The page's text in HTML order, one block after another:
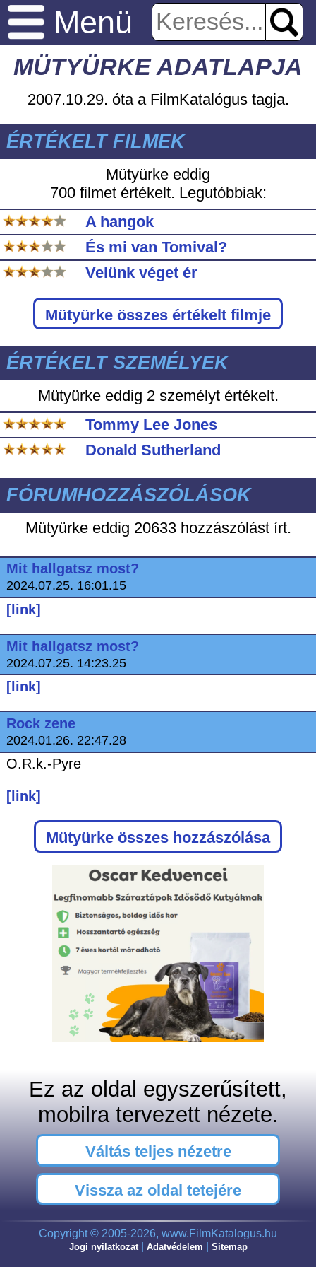
Menü
MÜTYÜRKE ADATLAPJA
2007.10.29. óta a FilmKatalógus tagja.
ÉRTÉKELT FILMEK
Mütyürke eddig
700 filmet értékelt. Legutóbbiak:
A hangok
És mi van Tomival?
Velünk véget ér
Mütyürke összes értékelt filmje
ÉRTÉKELT SZEMÉLYEK
Mütyürke eddig 2 személyt értékelt.
Tommy Lee Jones
Donald Sutherland
FÓRUMHOZZÁSZÓLÁSOK
Mütyürke eddig 20633 hozzászólást írt.
Mit hallgatsz most?
2024.07.25. 16:01.15
[link]
Mit hallgatsz most?
2024.07.25. 14:23.25
[link]
Rock zene
2024.01.26. 22:47.28
O.R.k.-Pyre
[link]
Mütyürke összes hozzászólása
Ez az oldal egyszerűsített,
mobilra tervezett nézete.
Váltás teljes nézetre
Vissza az oldal tetejére
Copyright © 2005-2026, www.FilmKatalogus.hu
Jogi nyilatkozat| Adatvédelem Sitemap